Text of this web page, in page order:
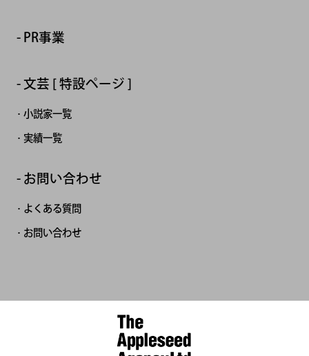
PR事業
文芸 [ 特設ページ ]
小説家一覧
実績一覧
お問い合わせ
よくある質問
お問い合わせ